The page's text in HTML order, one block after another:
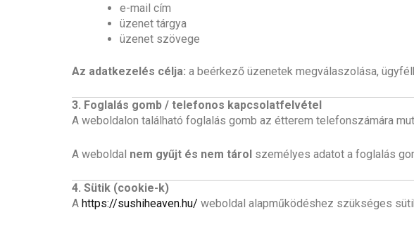
e-mail cím
üzenet tárgya
üzenet szövege
Az adatkezelés célja: a beérkező üzenetek megválaszolása,
3. Foglalás gomb / telefonos kapcsolatfelvétel
A weboldalon található foglalás gomb az étterem telefonszámára
A weboldal nem gyűjt és nem tárol személyes adatot a foglalás
4. Sütik (cookie-k)
A https://sushiheaven.hu/ weboldal alapműködéshez szükséges